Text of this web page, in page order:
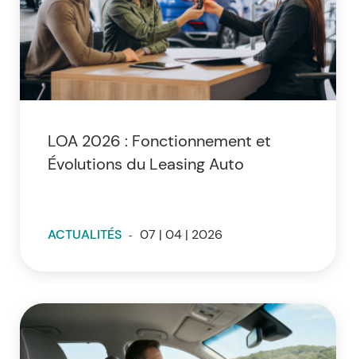
LOA 2026 : Fonctionnement et
Évolutions du Leasing Auto
ACTUALITÉS - 07 | 04 | 2026